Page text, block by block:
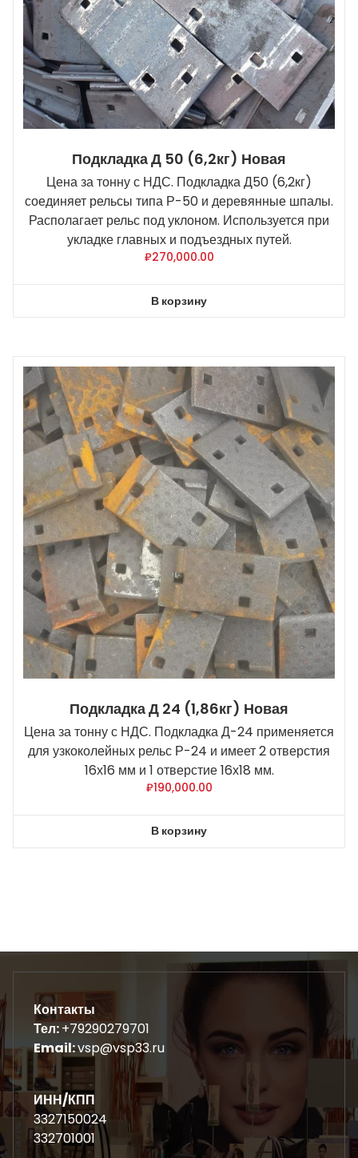
Подкладка Д 50 (6,2кг) Новая
Цена за тонну с НДС. Подкладка Д50 (6,2кг)
соединяет рельсы типа Р-50 и деревянные шпалы.
Располагает рельс под уклоном. Используется при
укладке главных и подъездных путей.
₽270,000.00
В корзину
Подкладка Д 24 (1,86кг) Новая
Цена за тонну с НДС. Подкладка Д-24 применяется
для узкоколейных рельс Р-24 и имеет 2 отверстия
16х16 мм и 1 отверстие 16х18 мм.
₽190,000.00
В корзину
Контакты
Тел:+79290279701
Email:vsp@vsp33.ru
ИНН/КПП
3327150024
332701001